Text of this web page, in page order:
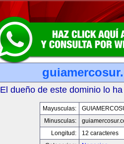
El dueño de este dominio lo
Mayusculas:
Minusculas:
Longitud:
12 caracteres